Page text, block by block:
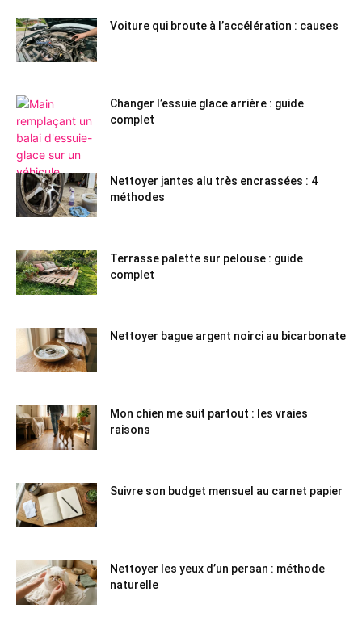
Voiture qui broute à l’accélération : causes
Changer l’essuie glace arrière : guide
complet
Nettoyer jantes alu très encrassées : 4
méthodes
Terrasse palette sur pelouse : guide
complet
Nettoyer bague argent noirci au bicarbonate
Mon chien me suit partout : les vraies
raisons
Suivre son budget mensuel au carnet papier
Nettoyer les yeux d’un persan : méthode
naturelle